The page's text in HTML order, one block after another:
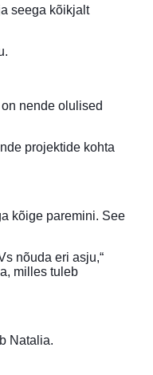
seega kõikjalt
nende olulised
projektide kohta
kõige paremini. See
nõuda eri asju,“
milles tuleb
Natalia.